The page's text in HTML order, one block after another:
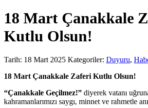
18 Mart Çanakkale
Kutlu Olsun!
Tarih: 18 Mart 2025 Kategoriler: Duyuru,
18 Mart Çanakkale Zaferi Kutlu Olsun!
“Çanakkale Geçilmez!” diyerek vatanı
kahramanlarımızı saygı, minnet ve rahmetle